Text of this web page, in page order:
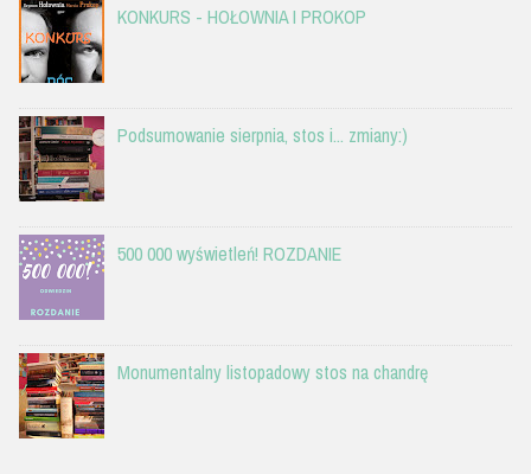
KONKURS - HOŁOWNIA I PROKOP
Podsumowanie sierpnia, stos i... zmiany:)
500 000 wyświetleń! ROZDANIE
Monumentalny listopadowy stos na chandrę